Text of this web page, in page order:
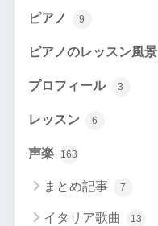
ピアノ 9
ピアノのレッスン風景
プロフィール 3
レッスン 6
声楽 163
まとめ記事 7
イタリア歌曲 13